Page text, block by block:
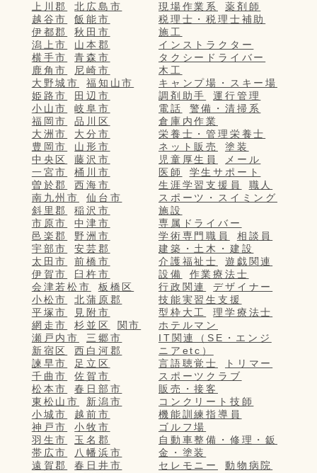
上川郡
北広島市
越谷市
飯能市
伊都郡
秋田市
潟上市
山本郡
横手市
青森市
鹿角市
尼崎市
大野城市
福知山市
姫路市
田辺市
小山市
岐阜市
福岡市
品川区
大洲市
大分市
豊岡市
山形市
中央区
藤沢市
一宮市
桶川市
曽於郡
西海市
南九州市
仙台市
斜里郡
稲沢市
市原市
中津市
邑楽郡
野洲市
宇部市
安芸郡
太田市
前橋市
伊賀市
臼杵市
会津若松市
板橋区
小松市
北蒲原郡
平塚市
見附市
網走市
杉並区
関市
瀬戸内市
三郷市
新宿区
西白河郡
諫早市
足立区
千曲市
佐賀市
松本市
春日部市
東松山市
新潟市
小城市
越前市
神戸市
小牧市
羽生市
玉名郡
帯広市
八幡浜市
遠賀郡
春日井市
現場作業系
薬剤師
税理士・税理士補助
施工
インストラクター
タクシードライバー
木工
キャンプ場・スキー場
調剤助手
運行管理
電話
警備・清掃系
倉庫内作業
栄養士・管理栄養士
ネット販売
塗装
児童厚生員
メール
医師
学生サポート
生涯学習支援員
職人
スポーツ・スイミング
施設
専属ドライバー
学術専門職員
相談員
建築・土木・建設
介護福祉士
遊戯関連
設備
作業療法士
行政関連
デザイナー
技能実習生支援
型枠大工
理学療法士
ホテルマン
IT関連（SE・エンジ
ニアetc）
言語聴覚士
トリマー
スポーツクラブ
販売・接客
コンクリート技師
機能訓練指導員
ゴルフ場
自動車整備・修理・鈑
金・塗装
セレモニー
動物病院